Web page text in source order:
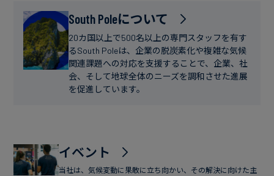
フ
ァ
イ
ナ
ン
ー
ス
South Poleについて
20カ国以上で500名以上の専門スタッフを有す
るSouth Poleは、企業の脱炭素化や複雑な気候
関連課題への対応を支援することで、企業、社
会、そして地球全体のニーズを調和させた進展
を促進しています。
イベント
当社は、気候変動に果敢に立ち向かい、その解決に向けた主